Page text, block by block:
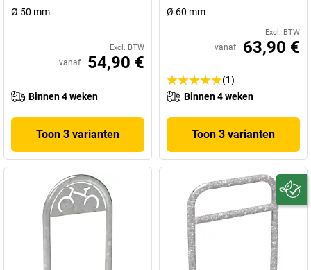
Ø 50 mm
Excl. BTW
vanaf 54,90 €
Binnen 4 weken
Toon 3 varianten
Ø 60 mm
Excl. BTW
vanaf 63,90 €
(1)
Binnen 4 weken
Toon 3 varianten